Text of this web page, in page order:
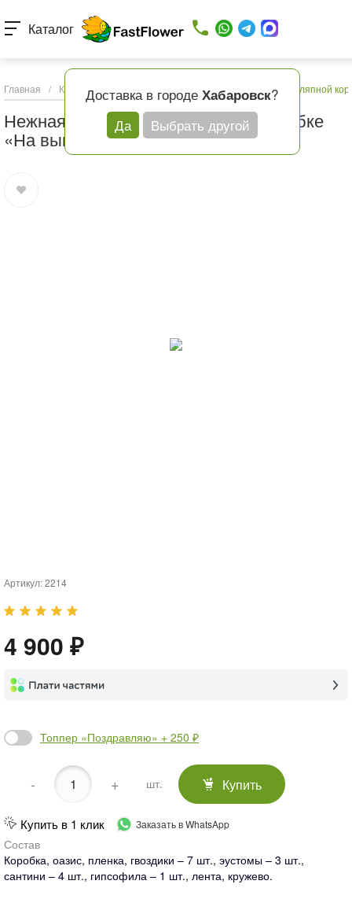
Доставка в городе Хабаровск?
Да
Выбрать другой
Каталог
Главная / Каталог товаров Нежная композиция в шляпной
Нежная композиция в шляпной коробке
«На выписку»
Артикул:2214
4 900 ₽
Топпер «Поздравляю» + 250 ₽
- + шт. Купить
Купить в 1 клик Заказать в WhatsApp
Состав
Коробка, оазис, пленка, гвоздики – 7 шт., эустомы – 3 шт.,
сантини – 4 шт., гипсофила – 1 шт., лента, кружево.